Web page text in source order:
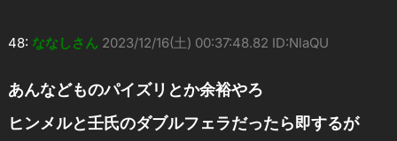
48: ななしさん 2023/12/16(土) 00:37:48.82 ID:NlaQU
あんなどものパイズリとか余裕やろ
ヒンメルと壬氏のダブルフェラだったら即するが